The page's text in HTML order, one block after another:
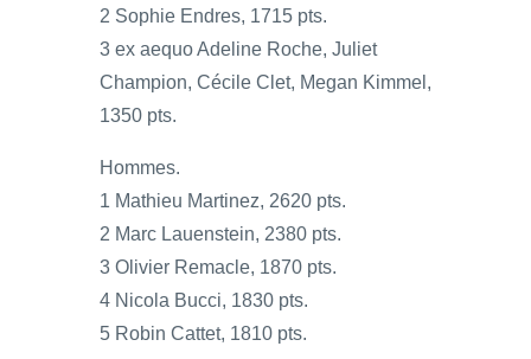
2 Sophie Endres, 1715 pts.
3 ex aequo Adeline Roche, Juliet
Champion, Cécile Clet, Megan Kimmel,
1350 pts.
Hommes.
1 Mathieu Martinez, 2620 pts.
2 Marc Lauenstein, 2380 pts.
3 Olivier Remacle, 1870 pts.
4 Nicola Bucci, 1830 pts.
5 Robin Cattet, 1810 pts.